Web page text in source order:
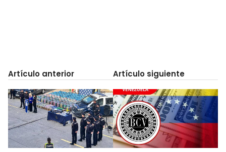
Artículo anterior Artículo siguiente